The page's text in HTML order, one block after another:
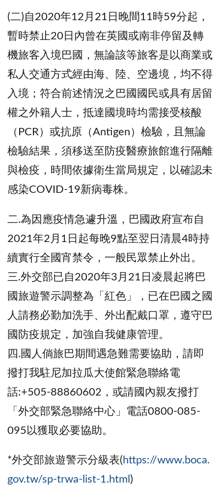
(二)自2020年12月21日晚間11時59分起，
暫時禁止20日內曾在英國或南非停留及轉
機旅客入境巴國，無論該等旅客是以商業或
私人交通方式經由海、陸、空邊境，均不得
入境；符合前述情況之巴國國民或具有居留
權之外籍人士，抵達國境時均需接受核酸
（PCR）或抗原（Antigen）檢驗，且無論
檢驗結果，須移送至防疫醫療旅館進行隔離
與檢疫，時間依據衛生當局規定，以確認未
感染COVID-19新病毒株。
二.為因應疫情急遽升溫，巴國政府宣布自
2021年2月1日起每晚9點至翌日清晨4時持
續實行全國宵禁令，一般民眾禁止外出。
三.外交部已自2020年3月21日凌晨起將巴
國旅遊警示調整為「紅色」，已在巴國之國
人請務必勤加洗手、外出配戴口罩，遵守巴
國防疫規定，加強自我健康管理。
四.國人倘旅巴期間遇急難需要協助，請即
撥打我駐尼加拉瓜大使館緊急聯絡電
話:+505-88860602，或請國內親友撥打
「外交部緊急聯絡中心」電話0800-085-
095以獲取必要協助。
*外交部旅遊警示分級表( https://www.boca.
gov.tw/sp-trwa-list-1.html )